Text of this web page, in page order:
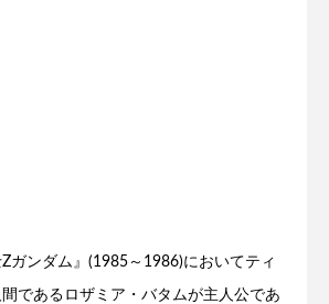
ガンダム』(1985～1986)においてティ
であるロザミア・バタムが主人公であ